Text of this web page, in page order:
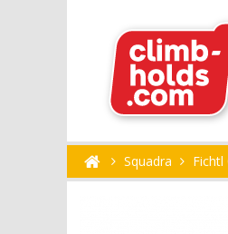
Squadra Fichtl